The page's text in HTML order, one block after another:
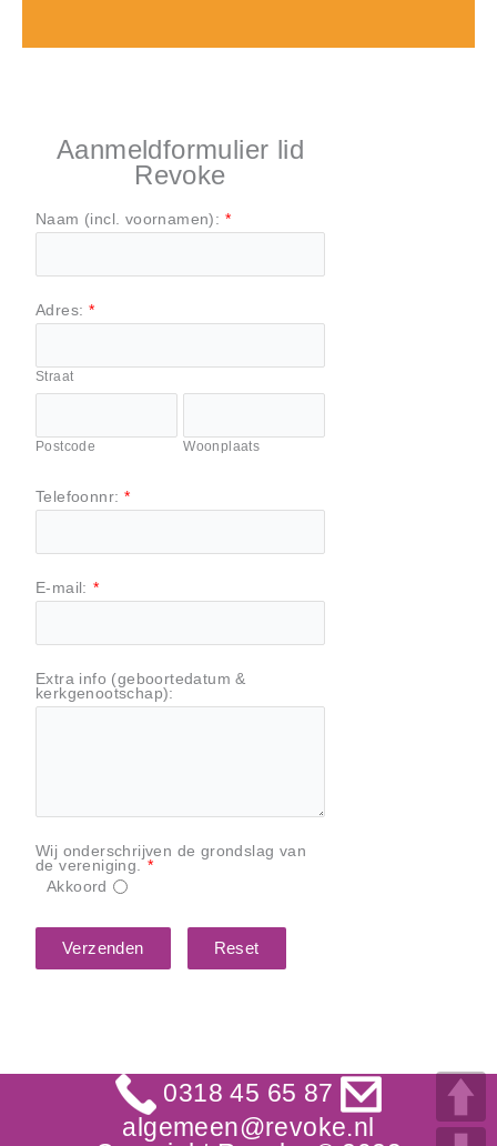
Aanmeldformulier lid
Revoke
Naam (incl. voornamen): *
Adres: *
Straat
Postcode Woonplaats
Telefoonnr: *
E-mail: *
Extra info (geboortedatum &
kerkgenootschap):
Wij onderschrijven de grondslag van
de vereniging. *
Akkoord
Verzenden Reset
0318 45 65 87
algemeen@revoke.nl